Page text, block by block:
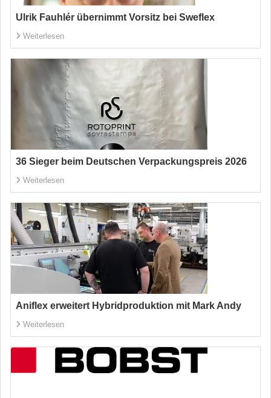
Ulrik Fauhlér übernimmt Vorsitz bei Sweflex
Weiterlesen
36 Sieger beim Deutschen Verpackungspreis 2026
Weiterlesen
Aniflex erweitert Hybridproduktion mit Mark Andy
Weiterlesen